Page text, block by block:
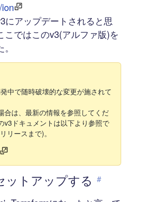
にアップデートされると思
こではこのv3(アルファ版)を
中で随時破壊的な変更が施されて
合は、最新の情報を参照してくだ
v3ドキュメントは以下より参照で
リースまで)。
ットアップする #